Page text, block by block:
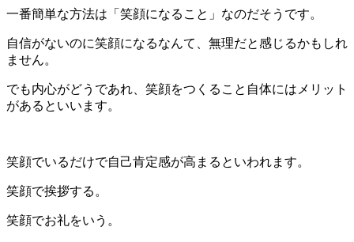
一番簡単な方法は「笑顔になること」なのだそうです。
自信がないのに笑顔になるなんて、無理だと感じるかもしれ
ません。
でも内心がどうであれ、笑顔をつくること自体にはメリット
があるといいます。
笑顔でいるだけで自己肯定感が高まるといわれます。
笑顔で挨拶する。
笑顔でお礼をいう。